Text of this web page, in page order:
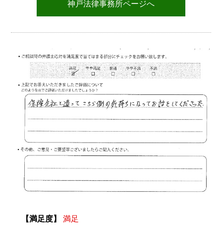
神戸法律事務所ページへ
【満足度】
満足